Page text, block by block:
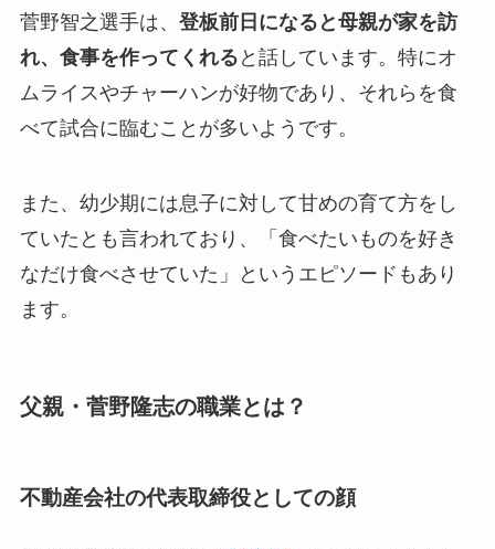
菅野智之選手は、 登板前日になると母親が家を訪
れ、食事を作ってくれる と話しています。特にオ
ムライスやチャーハンが好物であり、それらを食
べて試合に臨むことが多いようです。
また、幼少期には息子に対して甘めの育て方をし
ていたとも言われており、「食べたいものを好き
なだけ食べさせていた」というエピソードもあり
ます。
父親・菅野隆志の職業とは？
不動産会社の代表取締役としての顔